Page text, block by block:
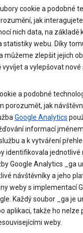
cookie a podobné
jak
nich data, na základě
statistiky webu. Díky
můžeme zlepšit jejich
a vylepšovat nové
a podobné
porozumět, jak
Google Analytics
informací
a k vytváření
identifikovala jednotlivé
Google Analytics _ga
návštěvníky a jeho
weby s implementací
Každý soubor _ga je
aplikaci, takže ho nelze
weby.